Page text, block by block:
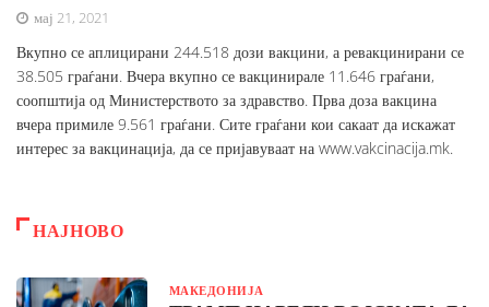
мај 21, 2021
Вкупно се аплицирани 244.518 дози вакцини, а ревакцинирани се
38.505 граѓани. Вчера вкупно се вакцинирале 11.646 граѓани,
соопштија од Министерството за здравство. Прва доза вакцина
вчера примиле 9.561 граѓани. Сите граѓани кои сакаат да искажат
интерес за вакцинација, да се пријавуваат на www.vakcinacija.mk.
НАЈНОВО
МАКЕДОНИЈА